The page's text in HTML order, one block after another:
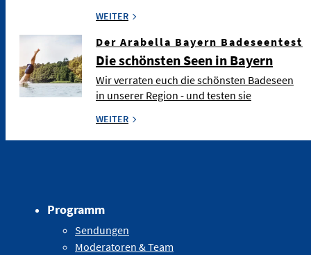
WEITER
Der Arabella Bayern Badeseentest
Die schönsten Seen in Bayern
Wir verraten euch die schönsten Badeseen
in unserer Region - und testen sie
WEITER
Programm
Sendungen
Moderatoren & Team